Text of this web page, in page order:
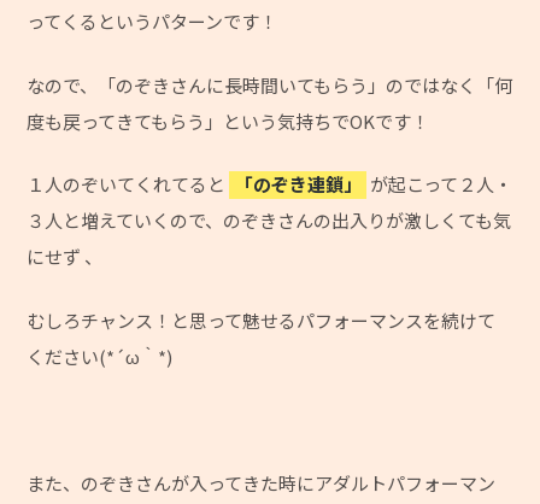
ってくるというパターンです！
なので、「のぞきさんに長時間いてもらう」のではなく「何
度も戻ってきてもらう」という気持ちでOKです！
１人のぞいてくれてると 「のぞき連鎖」
が起こって２人・
３人と増えていくので、のぞきさんの出入りが激しくても気
にせず 、
むしろチャンス！と思って魅せるパフォーマンスを続けて
ください(*´ω｀*)
また、のぞきさんが入ってきた時にアダルトパフォーマン